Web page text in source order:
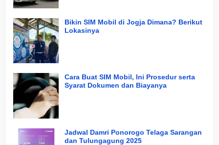
Bikin SIM Mobil di Jogja Dimana? Berikut
Lokasinya
Cara Buat SIM Mobil, Ini Prosedur serta
Syarat Dokumen dan Biayanya
Jadwal Damri Ponorogo Telaga Sarangan
dan Tulungagung 2025